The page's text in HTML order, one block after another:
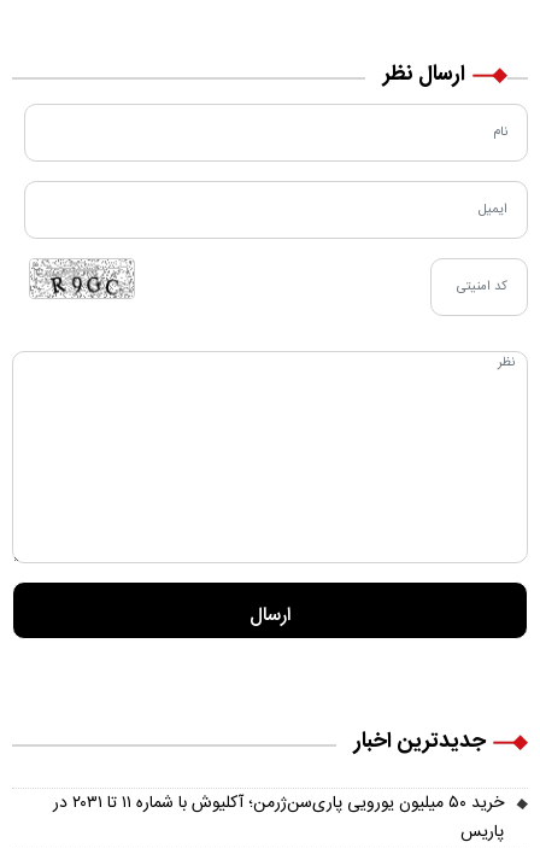
ارسال نظر
جدیدترین اخبار
خرید ۵۰ میلیون یورویی پاری‌سن‌ژرمن؛ آکلیوش با شماره ۱۱ تا ۲۰۳۱ در
پاریس